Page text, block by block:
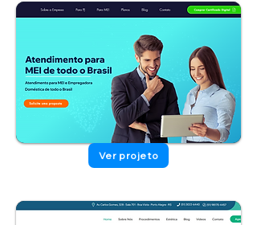
Ver projeto